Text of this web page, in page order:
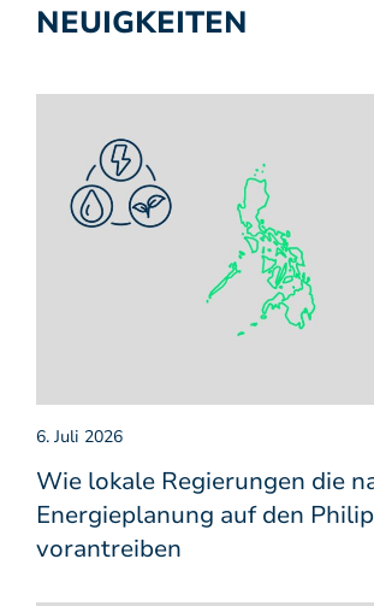
NEUIGKEITEN
6. Juli 2026
Wie lokale Regierungen die
Energieplanung auf den
vorantreiben